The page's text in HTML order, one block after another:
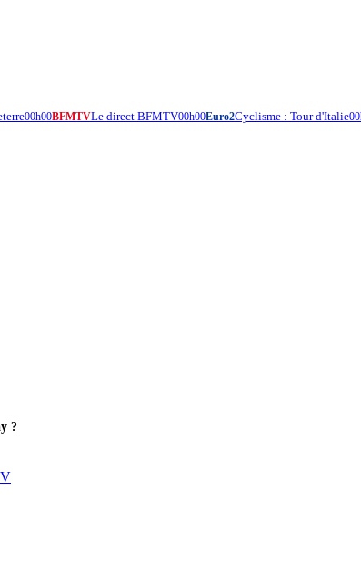
00h00BFMTVLe direct BFMTV00h00Euro2Cyclisme : Tour d'Italie
?